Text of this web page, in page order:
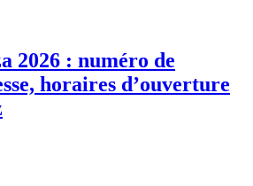
2026 : numéro de
horaires d’ouverture